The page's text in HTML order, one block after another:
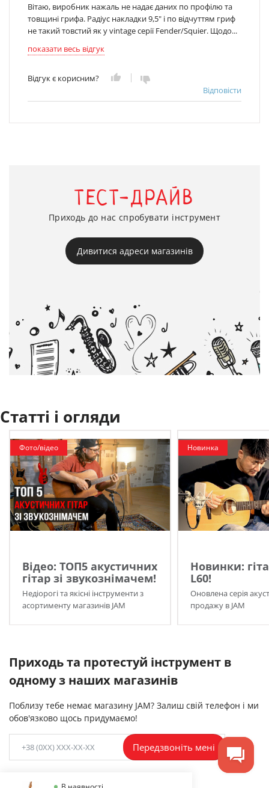
Вітаю, виробник нажаль не надає даних по профілю та
товщині грифа. Радіус накладки 9,5" і по відчуттям гриф
не такий товстий як у vintage серії Fender/Squier. Щодо...
показати весь відгук
Відгук є корисним?
Відповісти
ТЕСТ-ДРАЙВ
Приходь до нас спробувати інструмент
Дивитися адреси магазинів
Статті і огляди
Фото/відео
Відео: ТОП5 акустичних
гітар зі звукознімачем!
Недіорогі та якісні інструменти з
асортименту магазинів JAM
Новинка
Новинки:
L60!
Оновлена серія
продажу в JAM
Приходь та протестуй інструмент в
одному з наших магазинів
Поблизу тебе немає магазину JAM? Залиш свій телефон і ми
обов'язково щось придумаємо!
Передзвоніть мені